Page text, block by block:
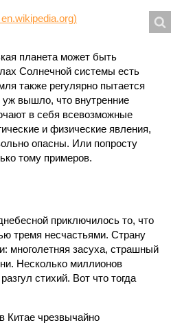
планета может быть
Солнечной системы есть
также регулярно пытается
уж вышло, что внутренние
в себя всевозможные
и физические явления,
опасны. Или попросту
тому примеров.
приключилось то, что
тремя несчастьями. Страну
многолетняя засуха, страшный
Несколько миллионов
стихий. Вот что тогда
Китае чрезвычайно